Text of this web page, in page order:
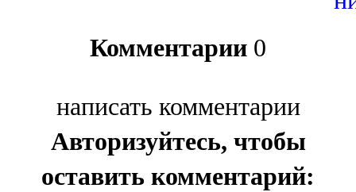
Комментарии 0
написать комментарии
Авторизуйтесь, чтобы
оставить комментарий: